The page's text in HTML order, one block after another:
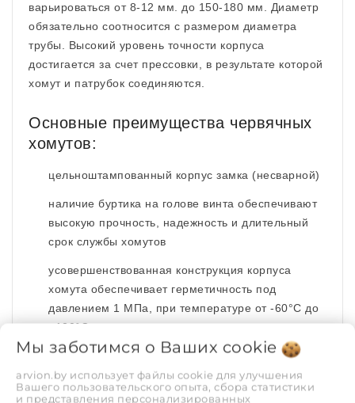
варьироваться от 8-12 мм. до 150-180 мм. Диаметр
обязательно соотносится с размером диаметра
трубы. Высокий уровень точности корпуса
достигается за счет прессовки, в результате которой
хомут и патрубок соединяются.
Основные преимущества червячных
хомутов:
цельноштампованный корпус замка (несварной)
наличие буртика на голове винта обеспечивают
высокую прочность, надежность и длительный
срок службы хомутов
усовершенствованная конструкция корпуса
хомута обеспечивает герметичность под
давлением 1 МПа, при температуре от -60°С до
+120°С
головка винта имеет комбинированный паз
«крест» и «прямой шлиц»>
Мы заботимся о Ваших cookie
arvion.by использует файлы cookie для улучшения
Вашего пользовательского опыта, сбора статистики
и представления персонализированных